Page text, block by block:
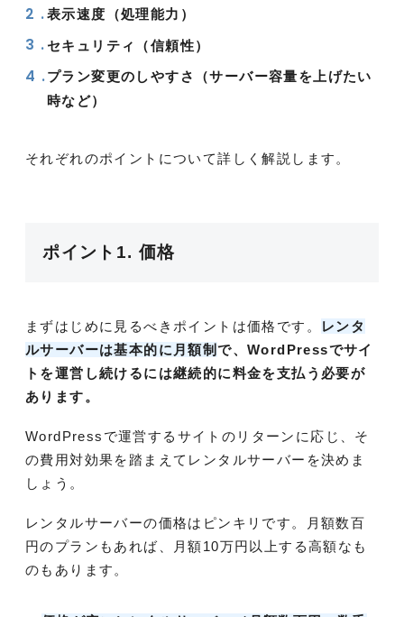
表示速度（処理能力）
セキュリティ（信頼性）
プラン変更のしやすさ（サーバー容量を上げたい
時など）
それぞれのポイントについて詳しく解説します。
ポイント1. 価格
まずはじめに見るべきポイントは価格です。
レンタ
ルサーバーは基本的に月額制で、WordPressでサイ
トを運営し続けるには継続的に料金を支払う必要が
あります。
WordPressで運営するサイトのリターンに応じ、そ
の費用対効果を踏まえてレンタルサーバーを決めま
しょう。
レンタルサーバーの価格はピンキリです。月額数百
円のプランもあれば、月額10万円以上する高額なも
のもあります。